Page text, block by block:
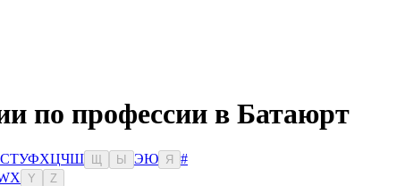
по профессии в Батаюрт
СТУФХЦЧШ Ы ЭЮ Я
#
X Y Z